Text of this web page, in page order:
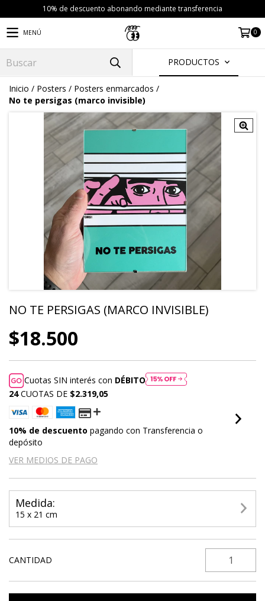
10% de descuento abonando mediante transferencia
MENÚ 0
PRODUCTOS
Inicio / Posters / Posters enmarcados /
No te persigas (marco invisible)
NO TE PERSIGAS (MARCO INVISIBLE)
$18.500
Cuotas SIN interés con DÉBITO
24 CUOTAS DE $2.319,05
10% de descuento pagando con Transferencia o
depósito
VER MEDIOS DE PAGO
Medida:
15 x 21 cm
CANTIDAD